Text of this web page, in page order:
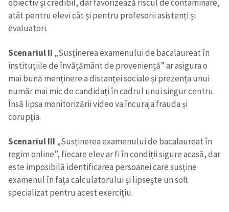
obiectiv și credibil, dar favorizează riscul de contaminare,
atât pentru elevi cât și pentru profesorii asistenți și
evaluatori.
Scenariul II „Susținerea examenului de bacalaureat în
instituțiile de învățământ de proveniență” ar asigura o
mai bună menținere a distanței sociale și prezența unui
număr mai mic de candidați în cadrul unui singur centru.
Însă lipsa monitorizării video va încuraja frauda și
corupția.
Scenariul III „Susținerea examenului de bacalaureat în
regim online”, fiecare elev ar fi în condiții sigure acasă, dar
este imposibilă identificarea persoanei care susține
examenul în fața calculatorului și lipsește un soft
specializat pentru acest exercițiu.